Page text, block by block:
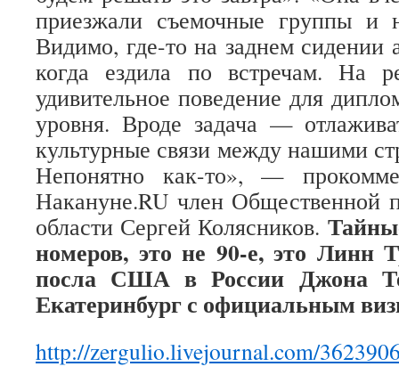
приезжали съемочные группы и
Видимо, где-то на заднем сидении
когда ездила по встречам. На
удивительное поведение для
уровня. Вроде задача —
культурные связи между нашими
Непонятно как-то», —
Накануне.RU член Общественной
области Сергей Колясников.
номеров, это не 90-е, это Линн
посла США в России Джона
Екатеринбург с официальным
http://zergulio.livejournal.com/